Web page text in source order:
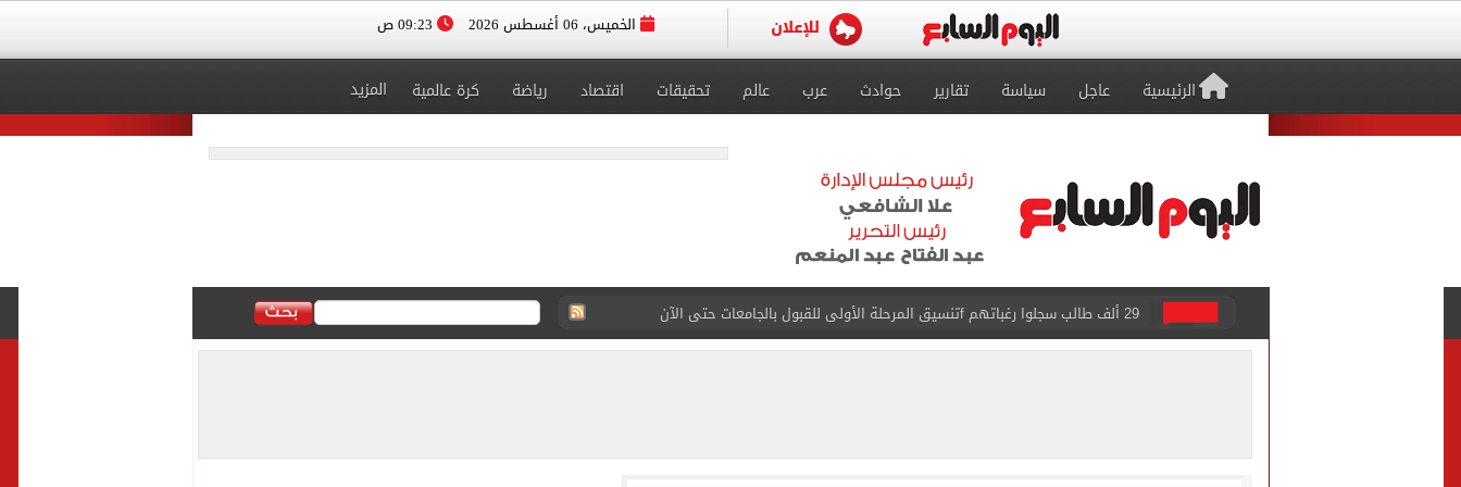
الخميس، 06 أغسطس 2026
الرئيسية عاجل سياسة تقارير حوادث عرب عالم تحقيقات اقتصاد رياضة كرة عالمية المزيد
حفلات U Arena تنطلق مع الهضبة عمرو دياب ضمن «يلا ساحل 2026» بالعلمين الجديدة
الآلاف يودعون عروس الشرقية إلى مثواها الأخير بعد وفاتها ليلة زفافها.. صور
الرئيس السيسى يستقبل ملك البحرين بمطار العلمين الدولى.. صور